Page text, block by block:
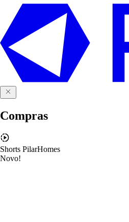
Compras
Shorts PilarHomes
Novo!